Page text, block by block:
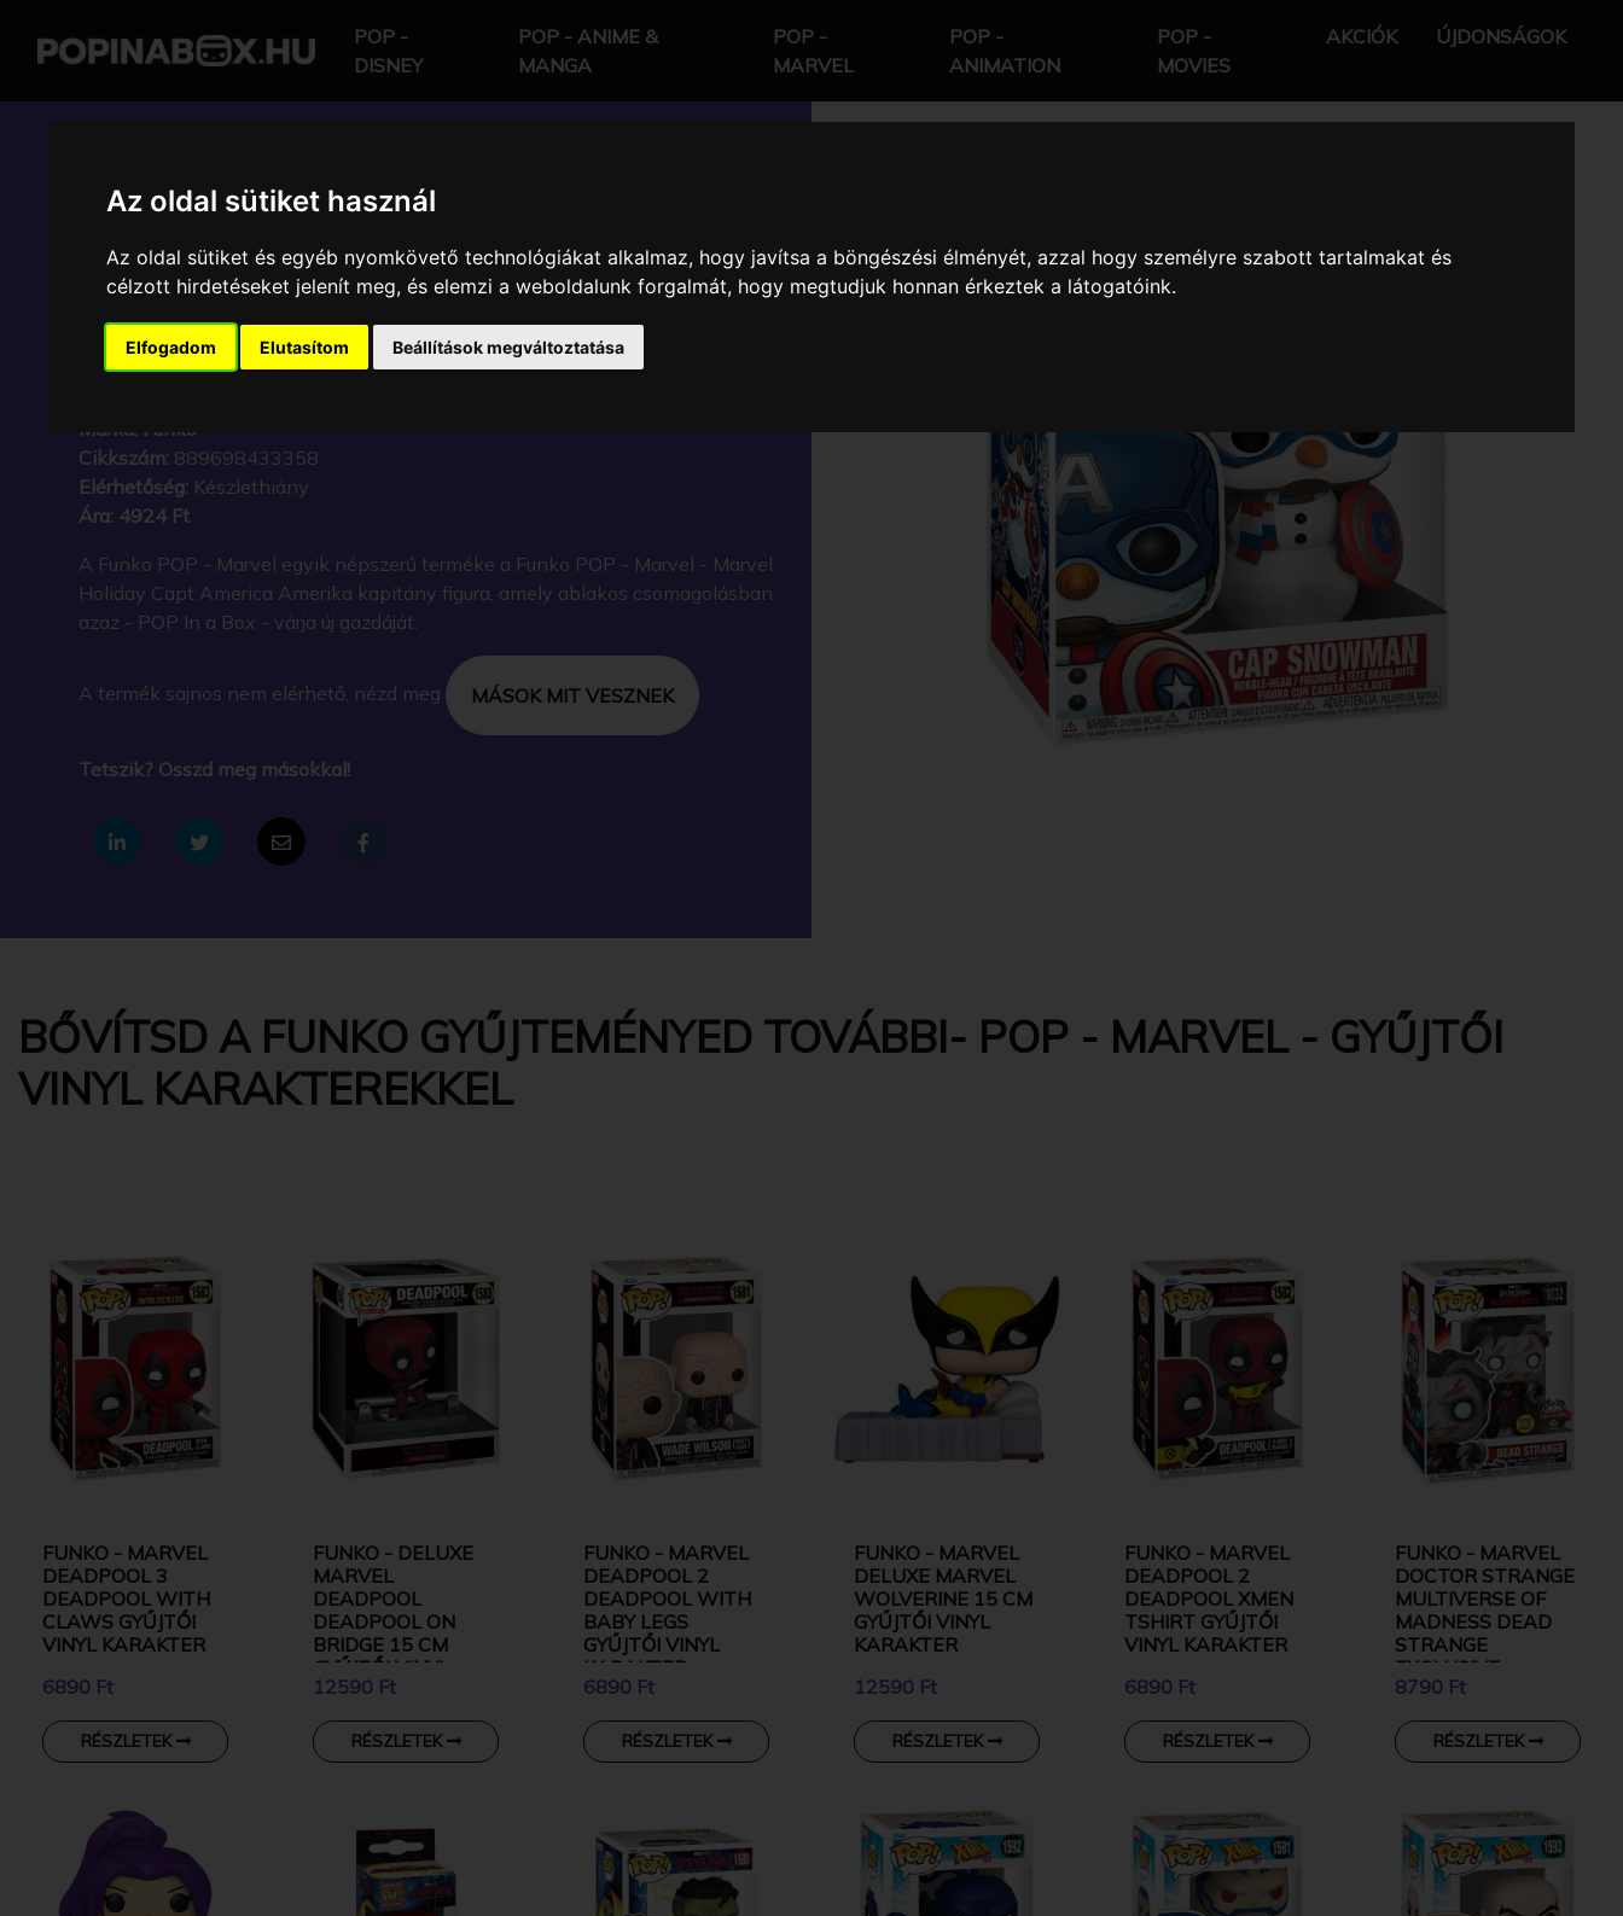
Az oldal sütiket használ
Az oldal sütiket és egyéb nyomkövető technológiákat alkalmaz, hogy javítsa a böngészési élményét, azzal hogy személyre szabott tartalmakat és
célzott hirdetéseket jelenít meg, és elemzi a weboldalunk forgalmát, hogy megtudjuk honnan érkeztek a látogatóink.
Elfogadom Elutasítom Beállítások megváltoztatása
POP -
DISNEY
POP - ANIME &
MANGA
POP -
MARVEL
POP -
ANIMATION
POP -
MOVIES
AKCIÓK ÚJDONSÁGOK
POP IN A BOX HU
FUNKO POP - MARVEL - MARVEL
HOLIDAY CAPT AMERICA
AMERIKA KAPITÁNY FIGURA
Márka: Funko
Cikkszám: 889698433358
Elérhetőség: Készlethiány
Ára: 4924 Ft
A Funko POP - Marvel egyik népszerű terméke a Funko POP - Marvel - Marvel
Holiday Capt America Amerika kapitány figura, amely ablakos csomagolásban
azaz - POP In a Box - várja új gazdáját.
A termék sajnos nem elérhető, nézd meg MÁSOK MIT VESZNEK
Tetszik? Osszd meg másokkal!
BŐVÍTSD A FUNKO GYŰJTEMÉNYED TOVÁBBI- POP - MARVEL - GYŰJTŐI
VINYL KARAKTEREKKEL
FUNKO - MARVEL
DEADPOOL 3
DEADPOOL WITH
CLAWS GYŰJTŐI
VINYL KARAKTER
6890 Ft
RÉSZLETEK
FUNKO - DELUXE
MARVEL
DEADPOOL
DEADPOOL ON
BRIDGE 15 CM
GYŰJTŐI VINYL
KARAKTER
12590 Ft
RÉSZLETEK
FUNKO - MARVEL
DEADPOOL 2
DEADPOOL WITH
BABY LEGS
GYŰJTŐI VINYL
KARAKTER
6890 Ft
RÉSZLETEK
FUNKO - MARVEL
DELUXE MARVEL
WOLVERINE 15 CM
GYŰJTŐI VINYL
KARAKTER
12590 Ft
RÉSZLETEK
FUNKO - MARVEL
DEADPOOL 2
DEADPOOL XMEN
TSHIRT GYŰJTŐI
VINYL KARAKTER
6890 Ft
RÉSZLETEK
FUNKO - MARVEL
DOCTOR STRANGE
MULTIVERSE OF
MADNESS DEAD
STRANGE
EXCLUSIVE
GYŰJTŐI VINYL
8790 Ft
RÉSZLETEK